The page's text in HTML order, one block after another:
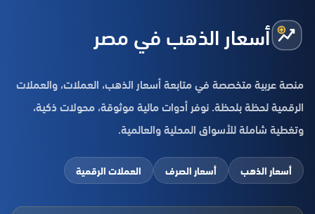
أسعار الذهب في مصر
منصة عربية متخصصة في متابعة أسعار الذهب، العملات، والعملات
الرقمية لحظة بلحظة. نوفر أدوات مالية موثوقة، محولات ذكية،
وتغطية شاملة للأسواق المحلية والعالمية.
أسعار الذهب أسعار الصرف العملات الرقمية